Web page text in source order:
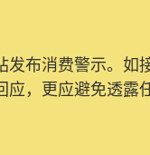
布消费警示。
，更应避免透
系统已经进行
及电话）注册